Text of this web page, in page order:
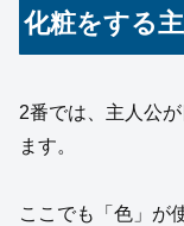
化粧をする
2番では、主人公
ます。
ここでも「色」が